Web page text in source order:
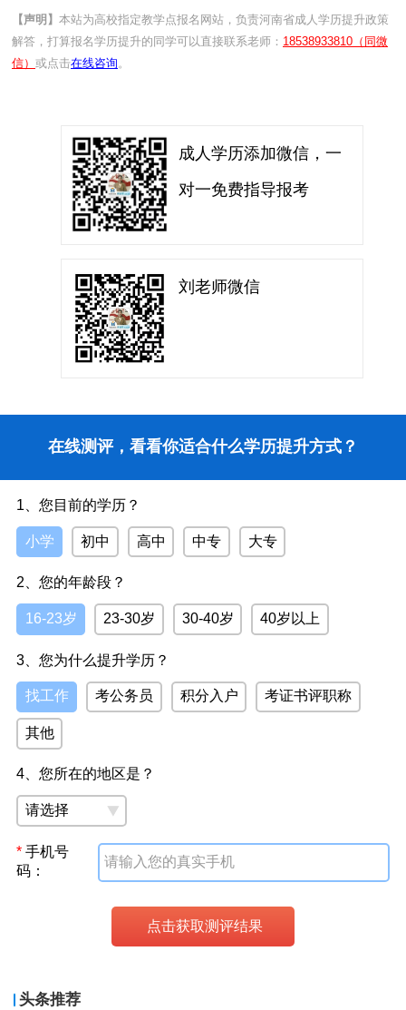
【声明】 本站为高校指定教学点报名网站，负责河南省成人学历提升政策
解答，打算报名学历提升的同学可以直接联系老师： 18538933810（同微
信） 或点击在线咨询。
成人学历添加微信，一
对一免费指导报考
刘老师微信
在线测评，看看你适合什么学历提升方式？
1、您目前的学历？
小学 初中 高中 中专 大专
2、您的年龄段？
16-23岁 23-30岁 30-40岁 40岁以上
3、您为什么提升学历？
找工作 考公务员 积分入户 考证书评职称
其他
4、您所在的地区是？
*手机号
码：
头条推荐